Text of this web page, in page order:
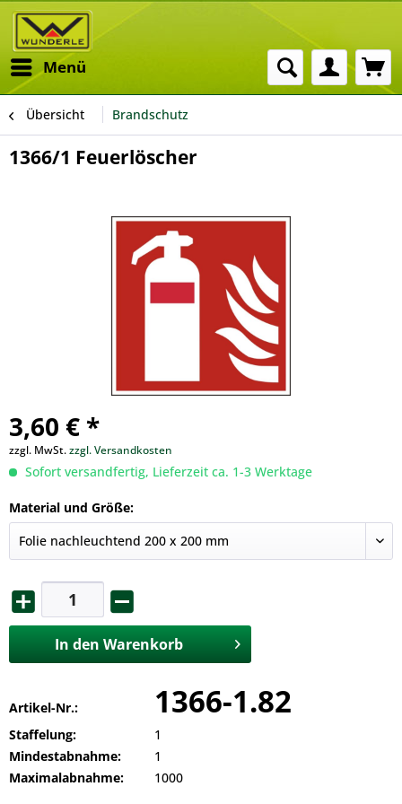
Menü
Übersicht Brandschutz
1366/1 Feuerlöscher
3,60 € *
zzgl. MwSt.zzgl. Versandkosten
Sofort versandfertig, Lieferzeit ca. 1-3 Werktage
Material und Größe:
In den Warenkorb
Artikel-Nr.: 1366-1.82
Staffelung:
1
Mindestabnahme:
1
Maximalabnahme:
1000